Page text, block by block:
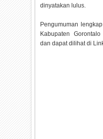
dinyatakan lulus.
Pengumuman
Kabupaten
dan dapat dilihat di